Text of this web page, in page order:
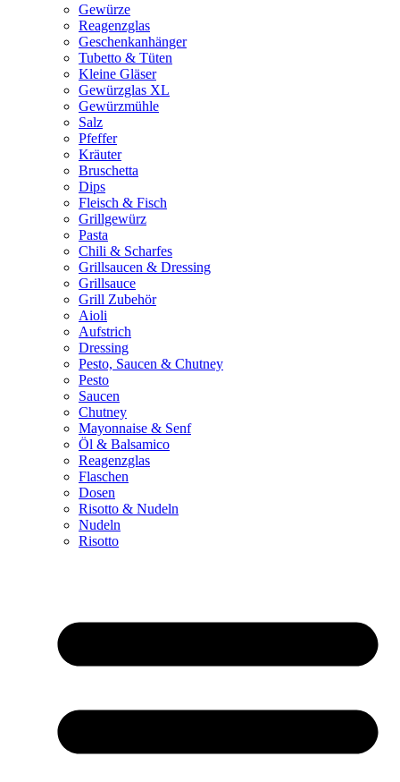
Gewürze
Reagenzglas
Geschenkanhänger
Tubetto & Tüten
Kleine Gläser
Gewürzglas XL
Gewürzmühle
Salz
Pfeffer
Kräuter
Bruschetta
Dips
Fleisch & Fisch
Grillgewürz
Pasta
Chili & Scharfes
Grillsaucen & Dressing
Grillsauce
Grill Zubehör
Aioli
Aufstrich
Dressing
Pesto, Saucen & Chutney
Pesto
Saucen
Chutney
Mayonnaise & Senf
Öl & Balsamico
Reagenzglas
Flaschen
Dosen
Risotto & Nudeln
Nudeln
Risotto